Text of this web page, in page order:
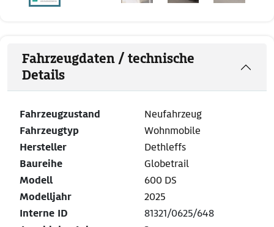
Fahrzeugdaten / technische
Details
Fahrzeugzustand
Neufahrzeug
Fahrzeugtyp
Wohnmobile
Hersteller
Dethleffs
Baureihe
Globetrail
Modell
600 DS
Modelljahr
2025
Interne ID
81321/0625/648